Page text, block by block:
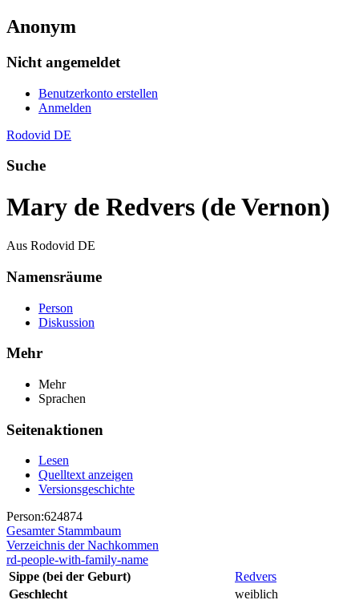
Anonym
Nicht angemeldet
Benutzerkonto erstellen
Anmelden
Rodovid DE
Suche
Mary de Redvers (de Vernon)
Aus Rodovid DE
Namensräume
Person
Diskussion
Mehr
Mehr
Sprachen
Seitenaktionen
Lesen
Quelltext anzeigen
Versionsgeschichte
Person:624874
Gesamter Stammbaum
Verzeichnis der Nachkommen
rd-people-with-family-name
Sippe (bei der Geburt)
Redvers
Geschlecht
weiblich